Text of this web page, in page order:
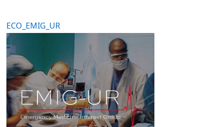
ECO_EMIG_UR